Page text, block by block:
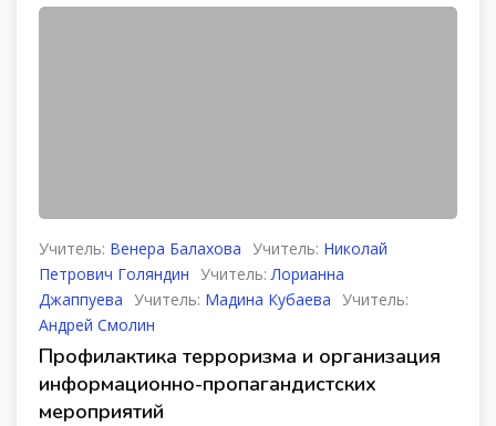
Учитель: Венера Балахова Учитель: Николай
Петрович Голяндин Учитель:Лорианна
Джаппуева Учитель: Мадина Кубаева Учитель:
Андрей Смолин
Профилактика терроризма и организация
информационно-пропагандистских
мероприятий